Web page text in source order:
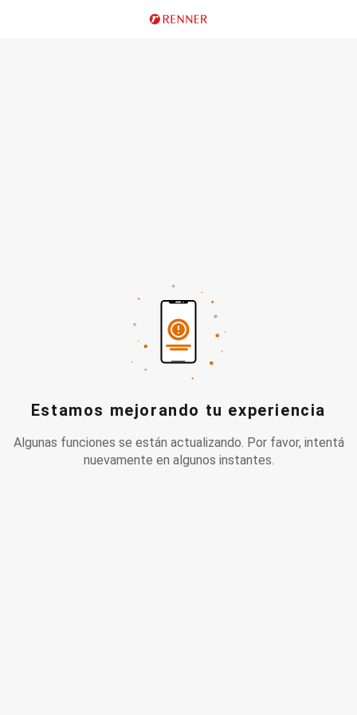
Estamos mejorando tu experiencia
Algunas funciones se están actualizando. Por favor, intentá
nuevamente en algunos instantes.